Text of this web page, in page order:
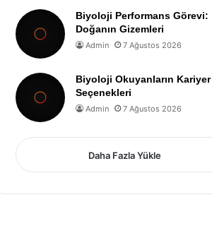
Biyoloji Performans Görevi:
Doğanın Gizemleri
Admin 7 Ağustos 2026
Biyoloji Okuyanların Kariyer
Seçenekleri
Admin 7 Ağustos 2026
Daha Fazla Yükle